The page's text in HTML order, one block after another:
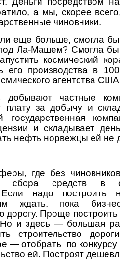
а мы, скорее
чиновники.
еще больше, смогла бы
Ла-Машем? Смогла бы
космический
его производства в
агентства
частные
плату за добычу и
государственная
и складывает
нефть норвежцы ей не
где без
средств в
Если надо построить
ждать, пока
дорогу. Проще построить
и здесь — большая
строительство
— отобрать по
ей. Построят